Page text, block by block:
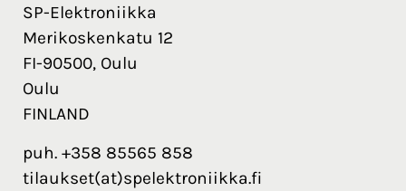
SP-Elektroniikka
Merikoskenkatu 12
FI-90500, Oulu
Oulu
FINLAND
puh. +358 85565 858
tilaukset(at)spelektroniikka.fi